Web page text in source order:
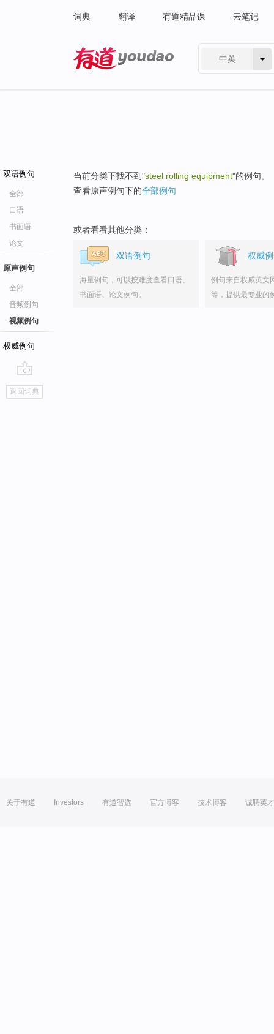
词典 翻译 有道精品课 云笔记
中英
双语例句
全部
口语
书面语
论文
原声例句
全部
音频例句
视频例句
权威例句
go
top
返回词典
当前分类下找不到"steel rolling equipment"的例句。
查看原声例句下的全部例句
或者看看其他分类：
双语例句
海量例句，可以按难度查看口语、
书面语、论文例句。
权威
例句来自权威英文
等，提供最专业的
关于有道 Investors 有道智选 官方博客 技术博客 诚聘英才